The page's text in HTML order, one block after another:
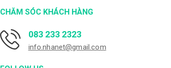
CHĂM SÓC KHÁCH HÀNG
083 233 2323
info.nhanet@gmail.com